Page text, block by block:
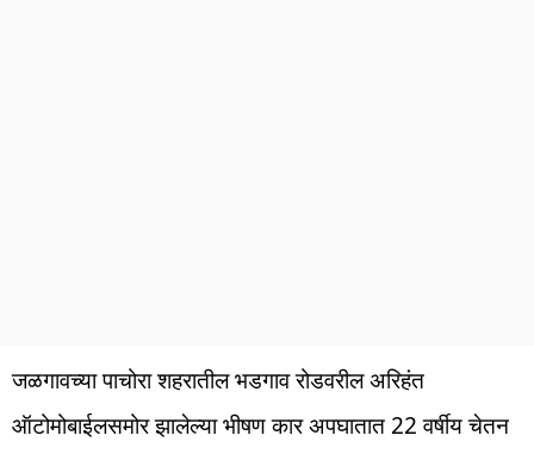
जळगावच्या पाचोरा शहरातील भडगाव रोडवरील अरिहंत
ऑटोमोबाईलसमोर झालेल्या भीषण कार अपघातात 22 वर्षीय चेतन